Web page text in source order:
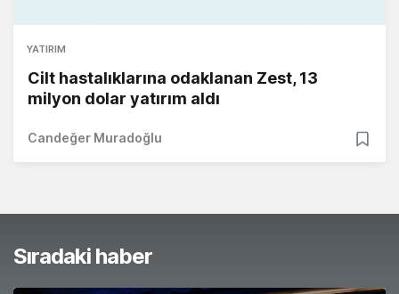
YATIRIM
Cilt hastalıklarına odaklanan Zest, 13
milyon dolar yatırım aldı
Candeğer Muradoğlu
Sıradaki haber